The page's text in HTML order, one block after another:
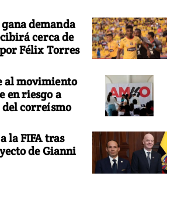
demanda
cerca de
Félix Torres
al movimiento
en riesgo a
correísmo
la FIFA tras
de Gianni